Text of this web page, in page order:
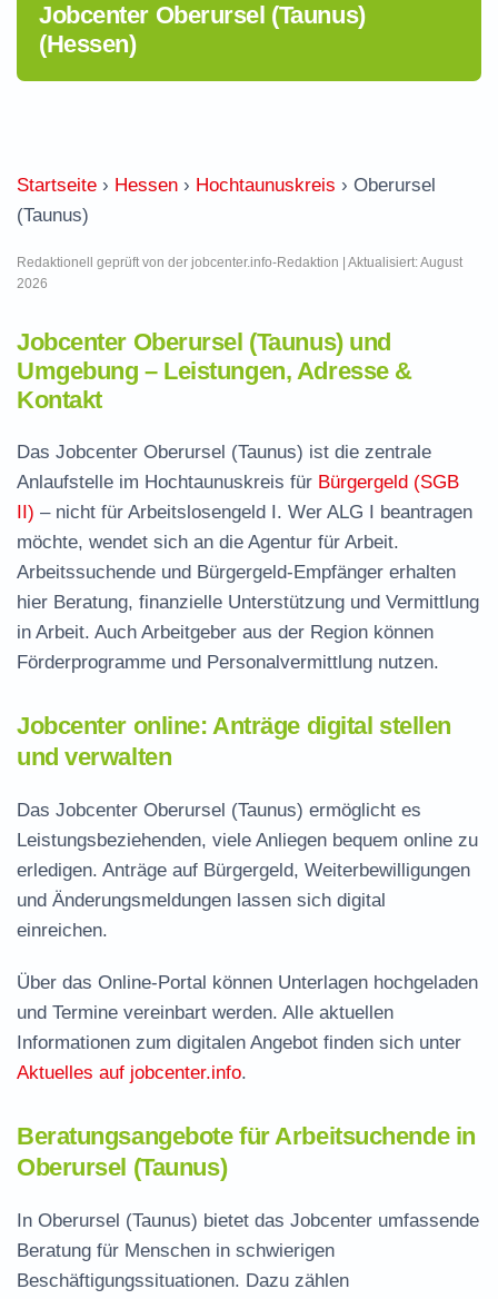
Jobcenter Oberursel (Taunus)
(Hessen)
Startseite › Hessen › Hochtaunuskreis › Oberursel
(Taunus)
Redaktionell geprüft von der jobcenter.info-Redaktion | Aktualisiert: August
2026
Jobcenter Oberursel (Taunus) und
Umgebung – Leistungen, Adresse &
Kontakt
Das Jobcenter Oberursel (Taunus) ist die zentrale
Anlaufstelle im Hochtaunuskreis für Bürgergeld (SGB
II) – nicht für Arbeitslosengeld I. Wer ALG I beantragen
möchte, wendet sich an die Agentur für Arbeit.
Arbeitssuchende und Bürgergeld-Empfänger erhalten
hier Beratung, finanzielle Unterstützung und Vermittlung
in Arbeit. Auch Arbeitgeber aus der Region können
Förderprogramme und Personalvermittlung nutzen.
Jobcenter online: Anträge digital stellen
und verwalten
Das Jobcenter Oberursel (Taunus) ermöglicht es
Leistungsbeziehenden, viele Anliegen bequem online zu
erledigen. Anträge auf Bürgergeld, Weiterbewilligungen
und Änderungsmeldungen lassen sich digital
einreichen.
Über das Online-Portal können Unterlagen hochgeladen
und Termine vereinbart werden. Alle aktuellen
Informationen zum digitalen Angebot finden sich unter
Aktuelles auf jobcenter.info.
Beratungsangebote für Arbeitsuchende in
Oberursel (Taunus)
In Oberursel (Taunus) bietet das Jobcenter umfassende
Beratung für Menschen in schwierigen
Beschäftigungssituationen. Dazu zählen